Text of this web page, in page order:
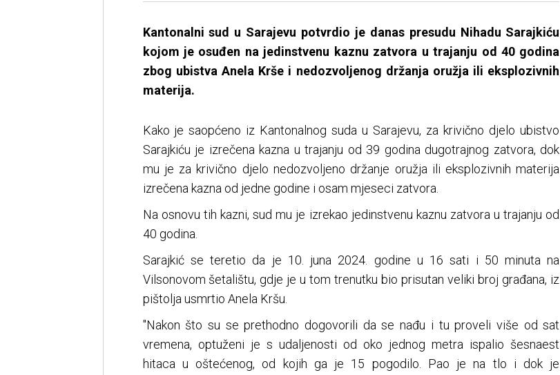
Kantonalni sud u Sarajevu potvrdio je danas presudu Nihadu Sarajkiću
kojom je osuđen na jedinstvenu kaznu zatvora u trajanju od 40 godina
zbog ubistva Anela Krše i nedozvoljenog držanja oružja ili eksplozivnih
materija.
Kako je saopćeno iz Kantonalnog suda u Sarajevu, za krivično djelo ubistvo
Sarajkiću je izrečena kazna u trajanju od 39 godina dugotrajnog zatvora, dok
mu je za krivično djelo nedozvoljeno držanje oružja ili eksplozivnih materija
izrečena kazna od jedne godine i osam mjeseci zatvora.
Na osnovu tih kazni, sud mu je izrekao jedinstvenu kaznu zatvora u trajanju od
40 godina.
Sarajkić se teretio da je 10. juna 2024. godine u 16 sati i 50 minuta na
Vilsonovom šetalištu, gdje je u tom trenutku bio prisutan veliki broj građana, iz
pištolja usmrtio Anela Kršu.
"Nakon što su se prethodno dogovorili da se nađu i tu proveli više od sat
vremena, optuženi je s udaljenosti od oko jednog metra ispalio šesnaest
hitaca u oštećenog, od kojih ga je 15 pogodilo. Pao je na tlo i dok je